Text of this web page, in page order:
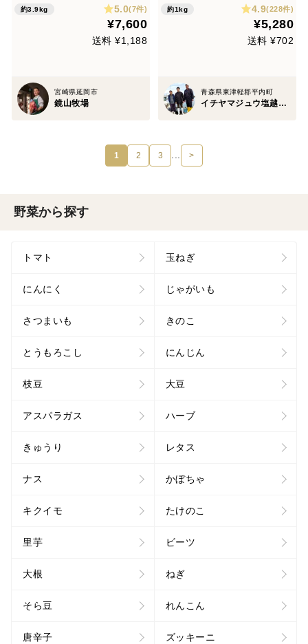
約3.9kg 5.0(7件)
¥7,600
送料 ¥1,188
宮崎県延岡市
鏡山牧場
約1kg 4.9(228件)
¥5,280
送料 ¥702
青森県東津軽郡平内町
イチヤマジュウ塩越商店
1 2 3 >
野菜から探す
トマト 玉ねぎ
にんにく じゃがいも
さつまいも きのこ
とうもろこし にんじん
枝豆 大豆
アスパラガス ハーブ
きゅうり レタス
ナス かぼちゃ
キクイモ たけのこ
里芋 ビーツ
大根 ねぎ
そら豆 れんこん
唐辛子 ズッキーニ